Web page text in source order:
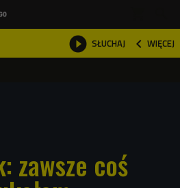
 SŁUCHAJ  WIĘCEJ

zawsze coś